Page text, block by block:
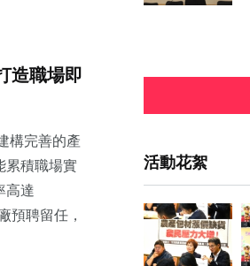
造職場即
構完善的產
累積職場實
高達
預聘留任，
活動花絮